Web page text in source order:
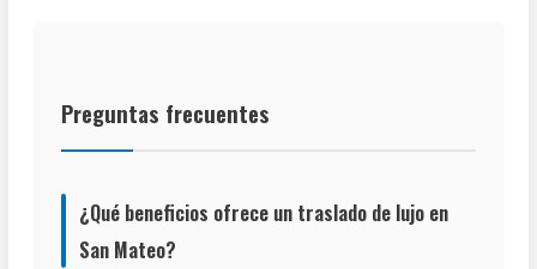
Preguntas frecuentes
¿Qué beneficios ofrece un traslado de lujo en
San Mateo?